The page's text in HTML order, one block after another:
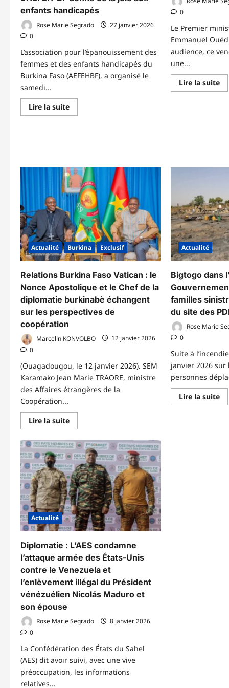
enfants handicapés
Rose Marie Segrado
27 janvier 2026
0
L’association pour l’épanouissement des
femmes et des enfants handicapés du
Burkina Faso (AEFEHBF), a organisé le
samedi...
Lire la suiteEn
savoir
L’AEFEH-
BF
donne
de
joie
aux
enfants
handicapés
0
‎‎Le Premier
Emmanuel
audience, ce
une...
Lire la suiteEn
Actualité Burkina Exclusif
Relations Burkina Faso Vatican : le
Nonce Apostolique et le Chef de la
diplomatie burkinabè échangent
sur les perspectives de
coopération
Marcelin KONVOLBO
12 janvier 2026
0
(Ouagadougou, le 12 janvier 2026). SEM
Karamako Jean Marie TRAORE, ministre
des Affaires étrangères de la
Coopération...
Lire la suiteEn
savoir
sur
Relations
Burkina
Faso
Vatican
:
le
Nonce
Apostolique
et
le
Chef
de
la
diplomatie
burkinabè
échangent
sur
les
perspectives
de
coopération
Actualité
Bigtogo dans
familles
du site des
Rose Marie
0
Suite à
janvier 2026
personnes
Lire la suiteEn
Actualité
Diplomatie : L’AES condamne
l’attaque armée des États-Unis
contre le Venezuela et
l’enlèvement illégal du Président
vénézuélien Nicolás Maduro et
son épouse
Rose Marie Segrado
8 janvier 2026
0
La Confédération des États du Sahel
(AES) dit avoir suivi, avec une vive
préoccupation, les informations
relatives...